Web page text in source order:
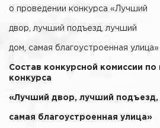
о проведении конкурса «Лучший
двор, лучший подъезд, лучший
дом, самая благоустроенная улица»
Состав конкурсной комиссии
конкурса
«Лучший двор, лучший
самая благоустроенная улица»